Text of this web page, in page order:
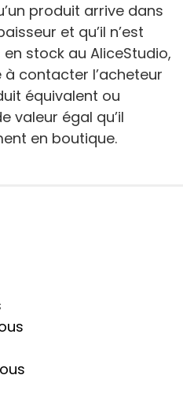
produit arrive dans
et qu’il n’est
stock au AliceStudio,
à contacter l’acheteur
équivalent ou
valeur égal qu’il
en boutique.